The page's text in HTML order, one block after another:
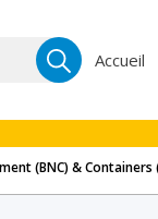
Recherche
pour :
Accueil
(BNC) & Containers